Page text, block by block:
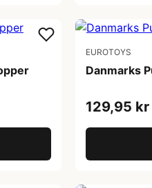
EUROTOYS
Danmarks
129,95 kr